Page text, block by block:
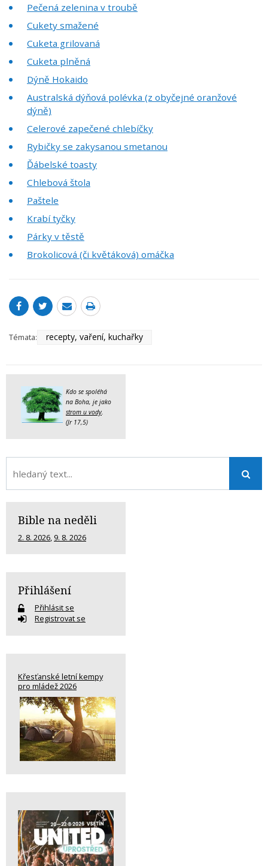
Pečená zelenina v troubě
Cukety smažené
Cuketa grilovaná
Cuketa plněná
Dýně Hokaido
Australská dýňová polévka (z obyčejné oranžové
dýně)
Celerové zapečené chlebíčky
Rybičky se zakysanou smetanou
Ďábelské toasty
Chlebová štola
Paštele
Krabí tyčky
Párky v těstě
Brokolicová (či květáková) omáčka
Témata: recepty, vaření, kuchařky
Kdo se spoléhá
na Boha, je jako
strom u vody.
(Jr 17,5)
Bible na neděli
2. 8. 2026, 9. 8. 2026
Přihlášení
Přihlásit se
Registrovat se
Křesťanské letní kempy
pro mládež 2026